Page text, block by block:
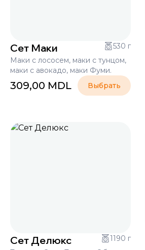
Сет Маки
530 г
Маки с лососем, маки с тунцом,
маки с авокадо, маки Фуми.
309,00 MDL Выбрать
Сет Делюкс
1190 г